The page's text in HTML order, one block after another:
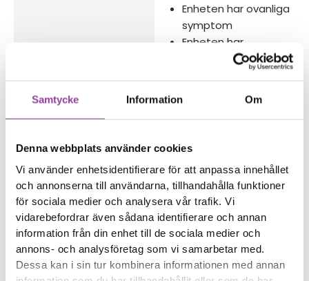
Samtycke Information Om
Denna webbplats använder cookies
Vi använder enhetsidentifierare för att anpassa innehållet
och annonserna till användarna, tillhandahålla funktioner
för sociala medier och analysera vår trafik. Vi
vidarebefordrar även sådana identifierare och annan
information från din enhet till de sociala medier och
annons- och analysföretag som vi samarbetar med.
Dessa kan i sin tur kombinera informationen med annan
Enheten har ovanliga
symptom
Enheten har
vattenskador
30 minuter
reparation på enheten
Boka tid